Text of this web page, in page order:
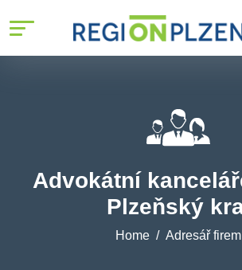
Advokátní
Plzeňský
Home Adresář firem